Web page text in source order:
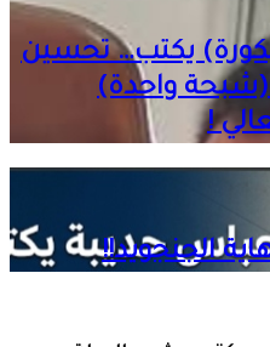
يكتب… تحسين
(شبحة واحدة)
!
الجنجويد!!